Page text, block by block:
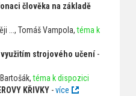
člověka na základě
..., Tomáš Vampola,téma k
strojového učení-
téma k dispozici
KŘIVKY-více